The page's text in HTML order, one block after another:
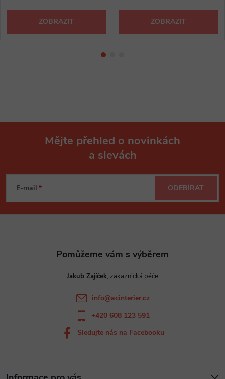
ZOBRAZIT ZOBRAZIT
p
Mějte přehled o novinkách
a slevách
E-mail ODEBÍRAT
Jakub Zajíček
info@acinterier.cz
+420 608 123 591
Sledujte nás na Facebooku